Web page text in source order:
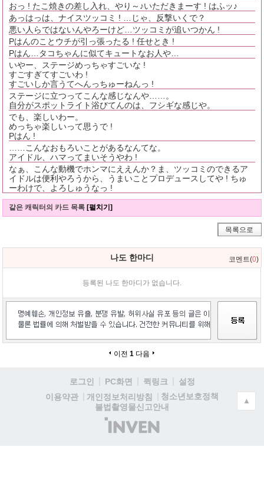
おっ ! たこ焼きの差し入れ、やり～♪いただきまーす ! はふッ♪
あっはっは、ナイスツッコミ ! …じゃ、反撃いくで？
悪い人らではないんやろーけど…ツッコミが追いつかん !
Pはんのことウチが引っ張ったる ! 任せとき !
Pはん…タコちゃんに似てキュートなお人や…
いやー、ステージめっちゃすごいな !
すごすぎてすごいわ !
すごいしか言うてへんっちゅーねんっ !
ステージに立つってこんな感じなんや……。
自分がスポットライト浴びてんのは、フシギな感じや。
でも、楽しいわー。
めっちゃ楽しいって思うで !
Pはん !
……こんなおもろいことがあるなんてな。
アイドル、ハマってまいそうやわ !
なぁ、こんな動機でホンマにええんか？ま、ツッコミのできるア
イドルは便利やろうから、うまいことプロデュースしてや ! ちゅ
ーわけで、よろしゅうなっ !
같은 캐릭터의 카드 목록 [펼치기]
목록으로
나도 한마디 코멘트(0)
등록된 나도 한마디가 없습니다.
이전 1 다음
로그인 PC화면 퀵링크
설정
이용약관
개인정보처리방침
청소년보호정책
불법촬영물신고안내
(주)
인
▲